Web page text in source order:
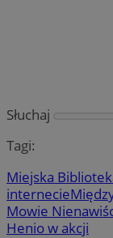
Słuchaj
Tagi:
Miejska
internecie
Mowie
Henio w akcji